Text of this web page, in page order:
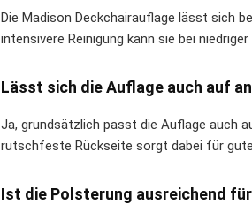
Die Madison Deckchairauflage lässt sich
intensivere Reinigung kann sie bei
Lässt sich die Auflage auch auf
Ja, grundsätzlich passt die Auflage auch
rutschfeste Rückseite sorgt dabei für
Ist die Polsterung ausreichend